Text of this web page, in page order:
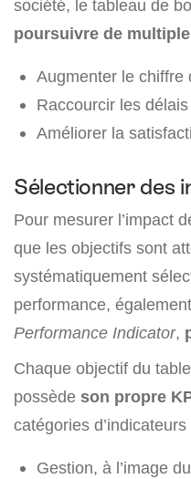
société, le tableau de
poursuivre de
Augmenter le chiffre
Raccourcir les
Améliorer la
Sélectionner des
Pour mesurer l’impact
que les objectifs sont
systématiquement
performance,
Performance Indicator,
Chaque objectif du
possède son propre
catégories
Gestion, à l’image